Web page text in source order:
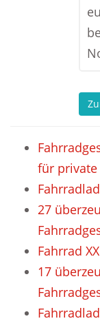
für private
27
Fahrrad
17